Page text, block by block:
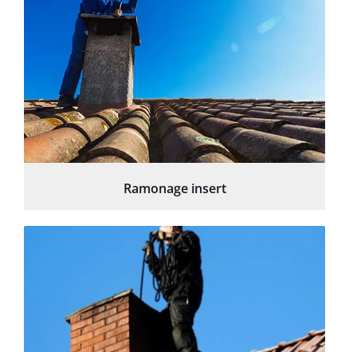
Ramonage insert